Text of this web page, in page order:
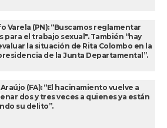
Varela (PN): “Buscamos reglamentar
para el trabajo sexual". También “hay
la situación de Rita Colombo en la
de la Junta Departamental”.
(FA): “El hacinamiento vuelve a
dos y tres veces a quienes ya están
su delito”.